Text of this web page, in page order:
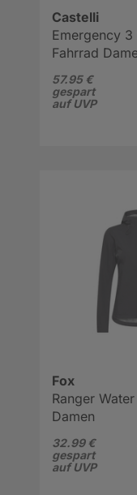
Castelli
Emergency 3
Fahrrad
57.95 €
gespart
auf UVP
Fox
Ranger
Damen
32.99 €
gespart
auf UVP